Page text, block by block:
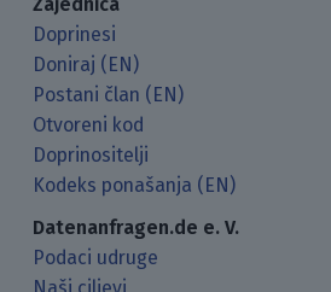
Doprinesi
Doniraj (EN)
Postani član (EN)
Otvoreni kod
Doprinositelji
Kodeks ponašanja (EN)
Datenanfragen.de e. V.
Podaci udruge
Naši ciljevi